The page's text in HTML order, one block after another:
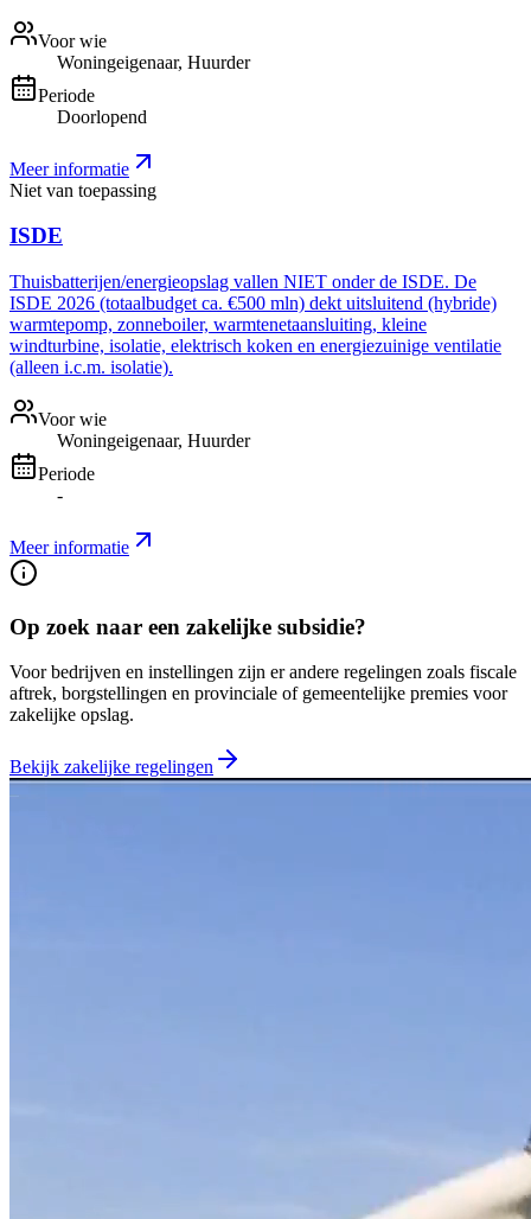
Voor wie
Woningeigenaar, Huurder
Periode
Doorlopend
Meer informatie
Niet van toepassing
ISDE
Thuisbatterijen/energieopslag vallen NIET onder de ISDE. De
ISDE 2026 (totaalbudget ca. €500 mln) dekt uitsluitend (hybride)
warmtepomp, zonneboiler, warmtenetaansluiting, kleine
windturbine, isolatie, elektrisch koken en energiezuinige ventilatie
(alleen i.c.m. isolatie).
Voor wie
Woningeigenaar, Huurder
Periode
-
Meer informatie
Op zoek naar een zakelijke subsidie?
Voor bedrijven en instellingen zijn er andere regelingen zoals fiscale
aftrek, borgstellingen en provinciale of gemeentelijke premies voor
zakelijke opslag.
Bekijk zakelijke regelingen